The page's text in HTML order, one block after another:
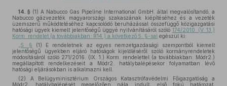
14. § (1) A Nabucco Gas Pipeline International GmbH. által megvalósítandó, a
Nabucco gázvezeték magyarországi szakaszának kiépítéséhez és a vezeték
üzemszerű működtetéséhez kapcsolódó beruházással összefüggő közigazgatási
hatósági ügyek kiemelt jelentőségű üggyé nyilvánításáról szóló 174/2010. (V. 13.)
Korm. rendelet (a továbbiakban: R14.) a következő 5. §-sal egészül ki:
5. § (1) E rendeletnek az egyes nemzetgazdasági szempontból kiemelt
jelentőségű ügyekben eljáró hatóságok kijelöléséről szóló kormányrendeletek
módosításáról szóló 271/2016. (IX. 1.) Korm. rendelettel (a továbbiakban: Módr2.)
megállapított rendelkezéseit a Módr2. hatálybalépésekor folyamatban lévő
hatósági eljárásokban is alkalmazni kell.
(2) A Belügyminisztérium Országos Katasztrófavédelmi Főigazgatóság a
Módr2. hatálybalépését megelőzően nála indult, első fokú határozat,